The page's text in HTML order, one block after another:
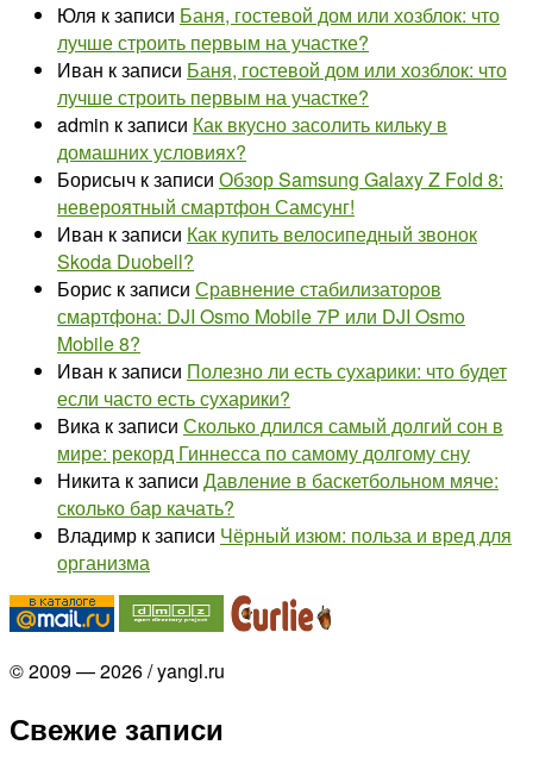
Юля к записи Баня, гостевой дом или хозблок: что
лучше строить первым на участке?
Иван к записи Баня, гостевой дом или хозблок: что
лучше строить первым на участке?
admin к записи Как вкусно засолить кильку в
домашних условиях?
Борисыч к записи Обзор Samsung Galaxy Z Fold 8:
невероятный смартфон Самсунг!
Иван к записи Как купить велосипедный звонок
Skoda Duobell?
Борис к записи Сравнение стабилизаторов
смартфона: DJI Osmo Mobile 7P или DJI Osmo
Mobile 8?
Иван к записи Полезно ли есть сухарики: что будет
если часто есть сухарики?
Вика к записи Сколько длился самый долгий сон в
мире: рекорд Гиннесса по самому долгому сну
Никита к записи Давление в баскетбольном мяче:
сколько бар качать?
Владимр к записи Чёрный изюм: польза и вред для
организма
© 2009 — 2026 / yangl.ru
Свежие записи